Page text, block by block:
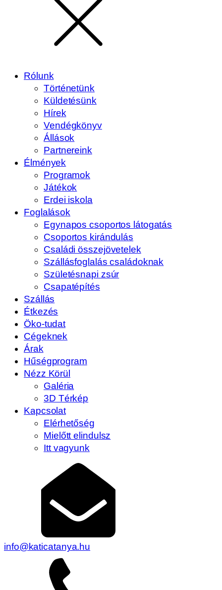
Rólunk
Történetünk
Küldetésünk
Hírek
Vendégkönyv
Állások
Partnereink
Élmények
Programok
Játékok
Erdei iskola
Foglalások
Egynapos csoportos látogatás
Csoportos kirándulás
Családi összejövetelek
Szállásfoglalás családoknak
Születésnapi zsúr
Csapatépítés
Szállás
Étkezés
Öko-tudat
Cégeknek
Árak
Hűségprogram
Nézz Körül
Galéria
3D Térkép
Kapcsolat
Elérhetőség
Mielőtt elindulsz
Itt vagyunk
info@katicatanya.hu